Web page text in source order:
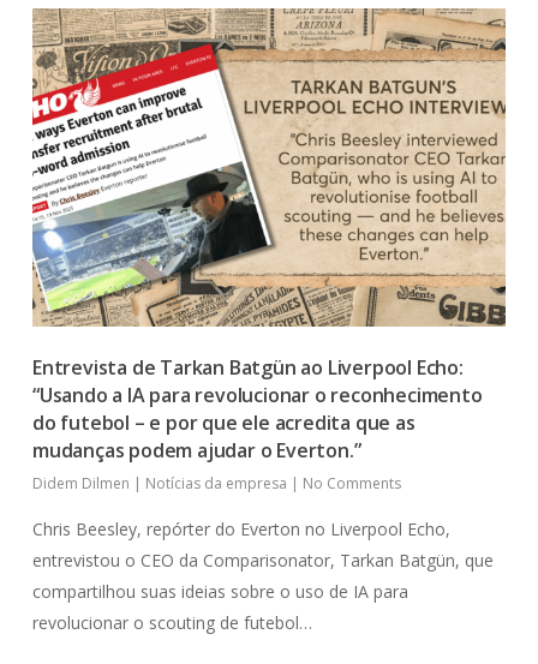
Entrevista de Tarkan Batgün ao Liverpool Echo:
“Usando a IA para revolucionar o reconhecimento
do futebol – e por que ele acredita que as
mudanças podem ajudar o Everton.”
Didem Dilmen | Notícias da empresa | No Comments
Chris Beesley, repórter do Everton no Liverpool Echo,
entrevistou o CEO da Comparisonator, Tarkan Batgün, que
compartilhou suas ideias sobre o uso de IA para
revolucionar o scouting de futebol…